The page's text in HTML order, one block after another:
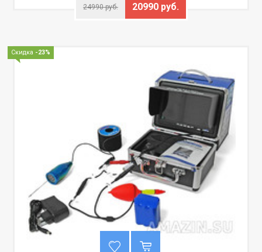
24990 руб. 20990 руб.
Скидка -23%